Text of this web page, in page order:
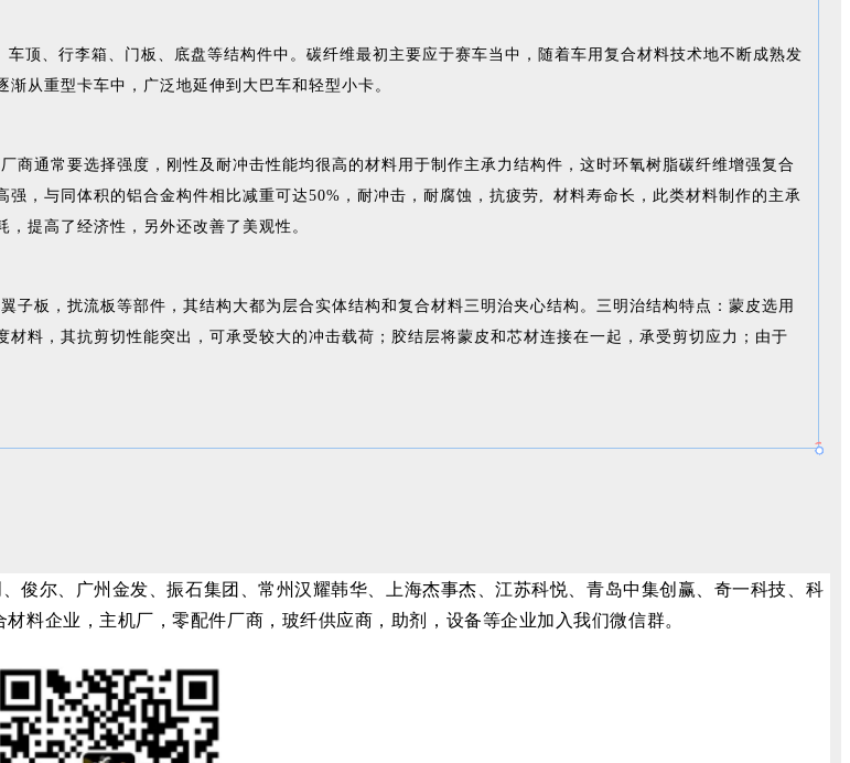
顶、行李箱、门板、底盘等结构件中。碳纤维最初主要应于赛车当中，随着车用复合材料技术地不断成熟发
从重型卡车中，广泛地延伸到大巴车和轻型小卡。
商通常要选择强度，刚性及耐冲击性能均很高的材料用于制作主承力结构件，这时环氧树脂碳纤维增强复合
，与同体积的铝合金构件相比减重可达50%，耐冲击，耐腐蚀，抗疲劳, 材料寿命长，此类材料制作的主承
提高了经济性，另外还改善了美观性。
子板，扰流板等部件，其结构大都为层合实体结构和复合材料三明治夹心结构。三明治结构特点：蒙皮选用
料，其抗剪切性能突出，可承受较大的冲击载荷；胶结层将蒙皮和芯材连接在一起，承受剪切应力；由于
尔、广州金发、振石集团、常州汉耀韩华、上海杰事杰、江苏科悦、青岛中集创赢、奇一科技、科
料企业，主机厂，零配件厂商，玻纤供应商，助剂，设备等企业加入我们微信群。